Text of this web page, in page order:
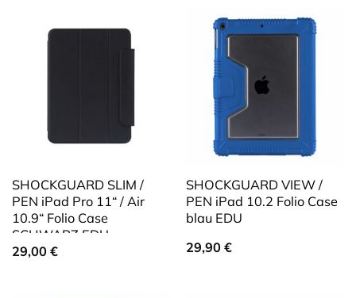
SHOCKGUARD SLIM /
PEN iPad Pro 11“ / Air
10.9“ Folio Case
SCHWARZ EDU
29,00 €
SHOCKGUARD VIEW /
PEN iPad 10.2 Folio Case
blau EDU
29,90 €